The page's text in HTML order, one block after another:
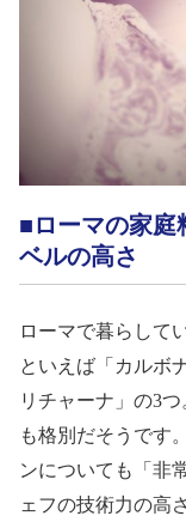
■ローマの家庭
ベルの高さ
ローマで暮らして
といえば「カルボ
リチャーナ」の3つ
も格別だそうです
ンについても「非
ェフの技術力の高